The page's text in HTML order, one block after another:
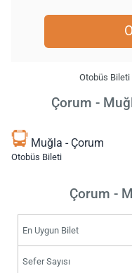
Otobüs Bileti
Çorum -
Muğla - Çorum
Otobüs Bileti
Çorum -
En Uygun Bilet
Sefer Sayısı